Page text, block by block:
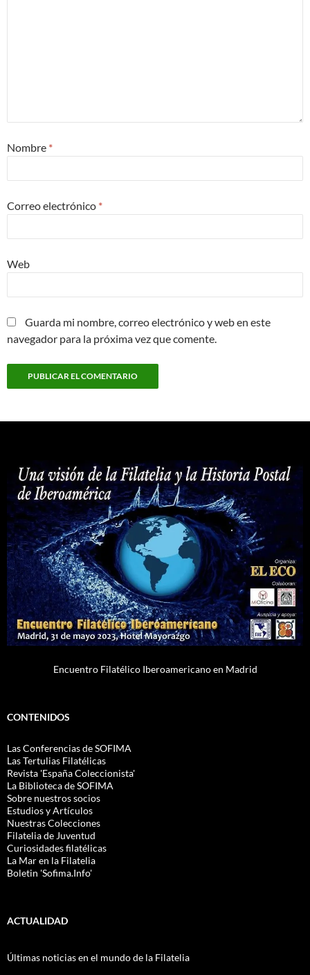
Nombre *
Correo electrónico *
Web
Guarda mi nombre, correo electrónico y web en este
navegador para la próxima vez que comente.
Encuentro Filatélico Iberoamericano en Madrid
CONTENIDOS
Las Conferencias de SOFIMA
Las Tertulias Filatélicas
Revista 'España Coleccionista'
La Biblioteca de SOFIMA
Sobre nuestros socios
Estudios y Artículos
Nuestras Colecciones
Filatelia de Juventud
Curiosidades filatélicas
La Mar en la Filatelia
Boletin 'Sofima.Info'
ACTUALIDAD
Últimas noticias en el mundo de la Filatelia